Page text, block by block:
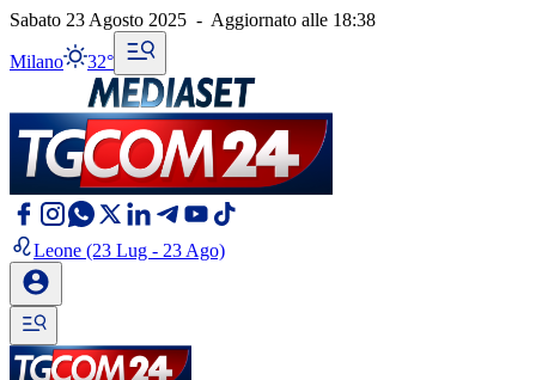
Sabato 23 Agosto 2025 - Aggiornato alle 18:38
Milano 32°
Leone (23 Lug - 23 Ago)